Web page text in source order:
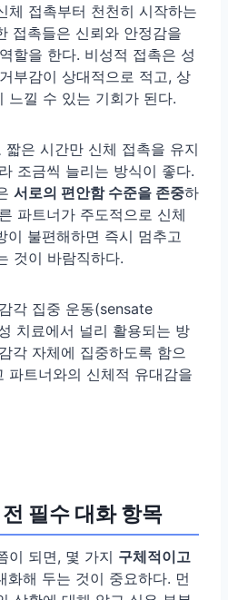
체 접촉부터 천천히 시작하는
접촉들은 신뢰와 안정감을
할을 한다. 비성적 접촉은 성
부감이 상대적으로 적고, 상
느낄 수 있는 기회가 된다.
은 시간만 신체 접촉을 유지
조금씩 늘리는 방식이 좋다.
서로의 편안함 수준을 존중하
파트너가 주도적으로 신체
이 불편해하면 즉시 멈추고
것이 바람직하다.
각 집중 운동(sensate
치료에서 널리 활용되는 방
각 자체에 집중하도록 함으
파트너와의 신체적 유대감을
필수 대화 항목
이 되면, 몇 가지 구체적이고
화해 두는 것이 중요하다. 먼